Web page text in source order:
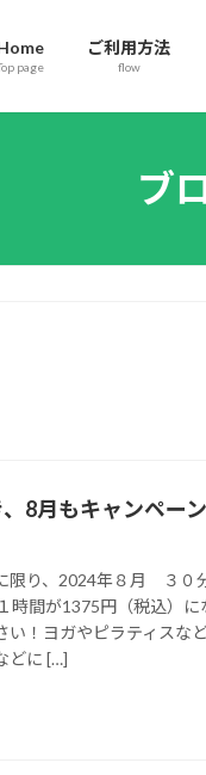
page
ご利用方法
flow
ブ
8月もキャンペー
限り、2024年８月 ３０
時間が1375円（税込）
い！ヨガやピラティスな
どに […]